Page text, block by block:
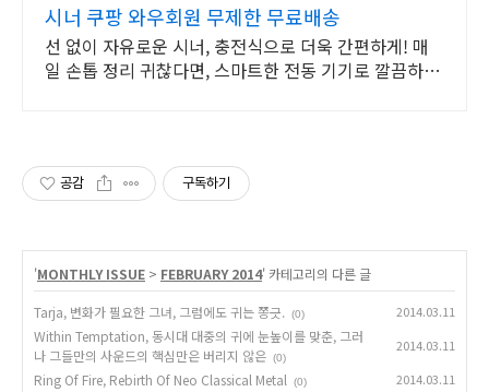
시너 쿠팡 와우회원 무제한 무료배송
선 없이 자유로운 시너, 충전식으로 더욱 간편하게! 매
일 손톱 정리 귀찮다면, 스마트한 전동 기기로 깔끔하게
공감 구독하기
'MONTHLY ISSUE > FEBRUARY 2014' 카테고리의 다른 글
Tarja, 변화가 필요한 그녀, 그럼에도 귀는 쫑긋. (0) 2014.03.11
Within Temptation, 동시대 대중의 귀에 눈높이를 맞춘, 그러
나 그들만의 사운드의 핵심만은 버리지 않은 (0)
2014.03.11
Ring Of Fire, Rebirth Of Neo Classical Metal (0) 2014.03.11